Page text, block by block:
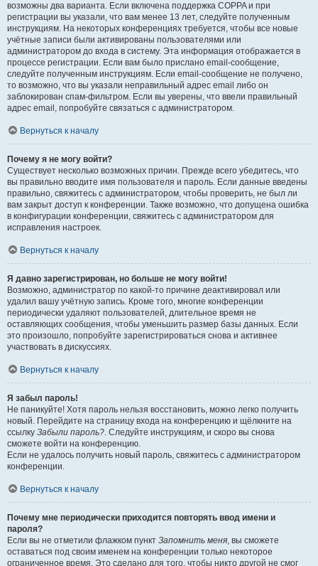
возможны два варианта. Если включена поддержка COPPA и при
регистрации вы указали, что вам менее 13 лет, следуйте полученным
инструкциям. На некоторых конференциях требуется, чтобы все новые
учётные записи были активированы пользователями или
администратором до входа в систему. Эта информация отображается в
процессе регистрации. Если вам было прислано email-сообщение,
следуйте полученным инструкциям. Если email-сообщение не получено,
то возможно, что вы указали неправильный адрес email либо он
заблокирован спам-фильтром. Если вы уверены, что ввели правильный
адрес email, попробуйте связаться с администратором.
Вернуться к началу
Почему я не могу войти?
Существует несколько возможных причин. Прежде всего убедитесь, что
вы правильно вводите имя пользователя и пароль. Если данные введены
правильно, свяжитесь с администратором, чтобы проверить, не был ли
вам закрыт доступ к конференции. Также возможно, что допущена ошибка
в конфигурации конференции, свяжитесь с администратором для
исправления настроек.
Вернуться к началу
Я давно зарегистрирован, но больше не могу войти!
Возможно, администратор по какой-то причине деактивировал или
удалил вашу учётную запись. Кроме того, многие конференции
периодически удаляют пользователей, длительное время не
оставляющих сообщения, чтобы уменьшить размер базы данных. Если
это произошло, попробуйте зарегистрироваться снова и активнее
участвовать в дискуссиях.
Вернуться к началу
Я забыл пароль!
Не паникуйте! Хотя пароль нельзя восстановить, можно легко получить
новый. Перейдите на страницу входа на конференцию и щёлкните на
ссылку Забыли пароль?. Следуйте инструкциям, и скоро вы снова
сможете войти на конференцию.
Если не удалось получить новый пароль, свяжитесь с администратором
конференции.
Вернуться к началу
Почему мне периодически приходится повторять ввод имени и
пароля?
Если вы не отметили флажком пункт Запомнить меня, вы сможете
оставаться под своим именем на конференции только некоторое
ограниченное время. Это сделано для того, чтобы никто другой не смог